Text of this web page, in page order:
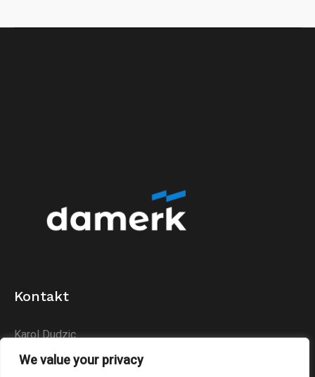
We value your privacy
Kontakt
Karol Dudzic
Huta Podłysica 24B
26-004 Bieliny